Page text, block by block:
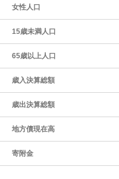
女性人口
15歳未満人口
65歳以上人口
歳入決算総額
歳出決算総額
地方債現在高
寄附金